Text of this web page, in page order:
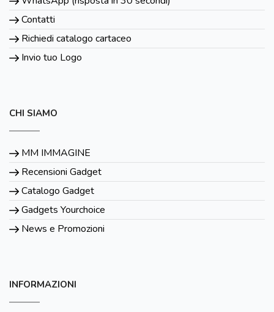
Contatti
Richiedi catalogo cartaceo
Invio tuo Logo
CHI SIAMO
MM IMMAGINE
Recensioni Gadget
Catalogo Gadget
Gadgets Yourchoice
News e Promozioni
INFORMAZIONI